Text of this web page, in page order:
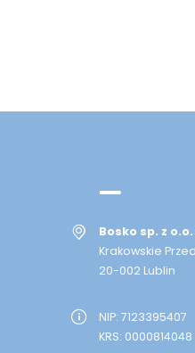
Bosko sp. z
Krakowskie
20-002 Lublin
NIP: 7123395407
KRS: 0000814048